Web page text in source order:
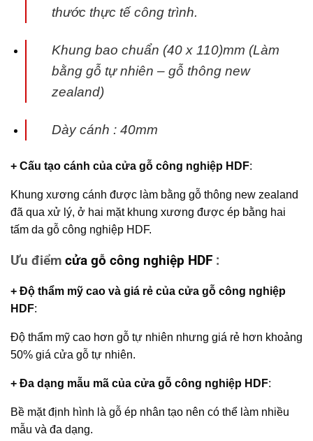
thước thực tế công trình.
Khung bao chuẩn (40 x 110)mm (Làm
bằng gỗ tự nhiên – gỗ thông new
zealand)
Dày cánh : 40mm
+ Cấu tạo cánh của cửa gỗ công nghiệp HDF:
Khung xương cánh được làm bằng gỗ thông new zealand
đã qua xử lý, ở hai mặt khung xương được ép bằng hai
tấm da gỗ công nghiệp HDF.
Ưu điểm cửa gỗ công nghiệp HDF :
+ Độ thẩm mỹ cao và giá rẻ của cửa gỗ công nghiệp
HDF:
Độ thẩm mỹ cao hơn gỗ tự nhiên nhưng giá rẻ hơn khoảng
50% giá cửa gỗ tự nhiên.
+ Đa dạng mẫu mã của cửa gỗ công nghiệp HDF:
Bề mặt định hình là gỗ ép nhân tạo nên có thể làm nhiều
mẫu và đa dạng.